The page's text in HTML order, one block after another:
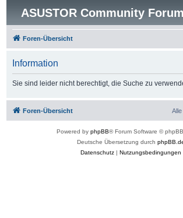
ASUSTOR Community
Foren-Übersicht
Information
Sie sind leider nicht berechtigt, die Suche zu
Foren-Übersicht
Powered by phpBB® Forum Software ©
Deutsche Übersetzung durch
Datenschutz| Nutzungsbedingungen